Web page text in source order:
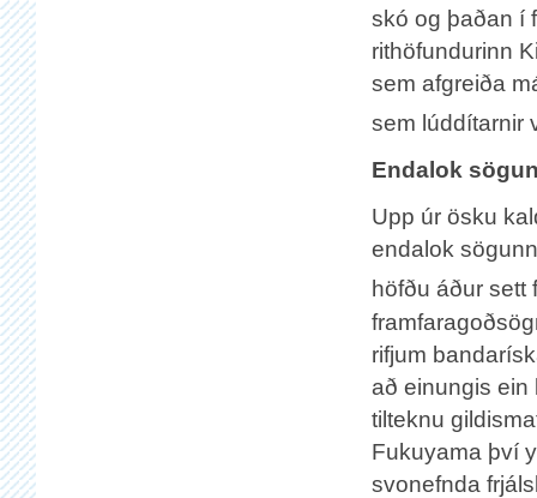
skó og þaðan í
rithöfundurinn
sem afgreiða
sem lúddítarnir
Endalok
Upp úr ösku
endalok
höfðu áður
rifjum
að einungis
tilteknu
Fukuyama því
svonefnda